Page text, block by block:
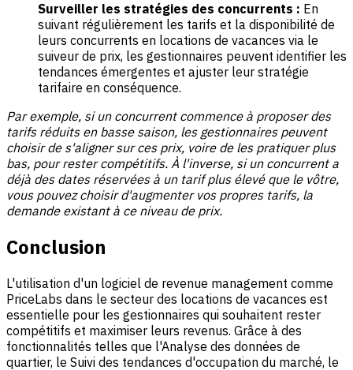
Surveiller les stratégies des concurrents : En
suivant régulièrement les tarifs et la disponibilité de
leurs concurrents en locations de vacances via le
suiveur de prix, les gestionnaires peuvent identifier les
tendances émergentes et ajuster leur stratégie
tarifaire en conséquence.
Par exemple, si un concurrent commence à proposer des
tarifs réduits en basse saison, les gestionnaires peuvent
choisir de s'aligner sur ces prix, voire de les pratiquer plus
bas, pour rester compétitifs. À l'inverse, si un concurrent a
déjà des dates réservées à un tarif plus élevé que le vôtre,
vous pouvez choisir d'augmenter vos propres tarifs, la
demande existant à ce niveau de prix.
Conclusion
L'utilisation d'un logiciel de revenue management comme
PriceLabs dans le secteur des locations de vacances est
essentielle pour les gestionnaires qui souhaitent rester
compétitifs et maximiser leurs revenus. Grâce à des
fonctionnalités telles que l'Analyse des données de
quartier, le Suivi des tendances d'occupation du marché, le